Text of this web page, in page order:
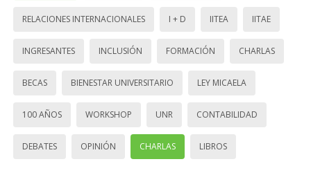
RELACIONES INTERNACIONALES I + D IITEA IITAE
INGRESANTES INCLUSIÓN FORMACIÓN CHARLAS
BECAS BIENESTAR UNIVERSITARIO LEY MICAELA
100 AÑOS WORKSHOP UNR CONTABILIDAD
DEBATES OPINIÓN CHARLAS LIBROS